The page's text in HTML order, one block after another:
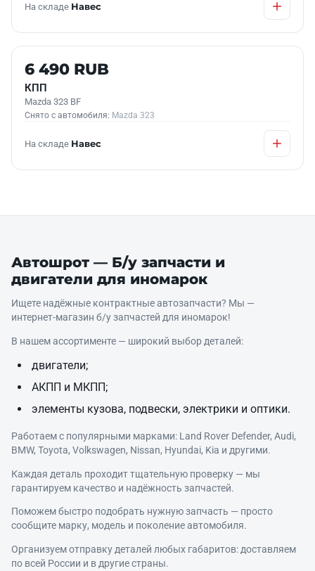
На складе Навес
Б/У В НАЛИЧИИ
6 490 RUB
КПП
Mazda 323 BF
Снято с автомобиля: Mazda 323
На складе Навес
Автошрот — Б/у запчасти и
двигатели для иномарок
Ищете надёжные контрактные автозапчасти? Мы —
интернет‑магазин б/у запчастей для иномарок!
В нашем ассортименте — широкий выбор деталей:
двигатели;
АКПП и МКПП;
элементы кузова, подвески, электрики и оптики.
Работаем с популярными марками: Land Rover Defender, Audi,
BMW, Toyota, Volkswagen, Nissan, Hyundai, Kia и другими.
Каждая деталь проходит тщательную проверку — мы
гарантируем качество и надёжность запчастей.
Поможем быстро подобрать нужную запчасть — просто
сообщите марку, модель и поколение автомобиля.
Организуем отправку деталей любых габаритов: доставляем
по всей России и в другие страны.